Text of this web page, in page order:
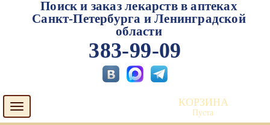
Поиск и заказ лекарств в аптеках
Санкт-Петербурга и Ленинградской
области
383-99-09
Toggle
navigation
КОРЗИНА
Пуста